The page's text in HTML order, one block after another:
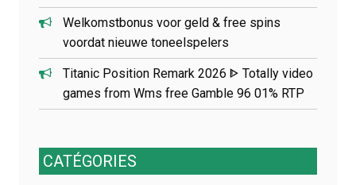
Welkomstbonus voor geld & free spins
voordat nieuwe toneelspelers
Titanic Position Remark 2026 ᐈ Totally video
games from Wms free Gamble 96 01% RTP
CATÉGORIES